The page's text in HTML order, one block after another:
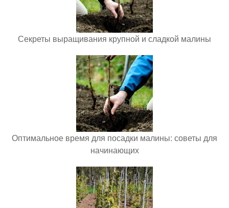
Секреты выращивания крупной и сладкой малины
Оптимальное время для посадки малины: советы для
начинающих